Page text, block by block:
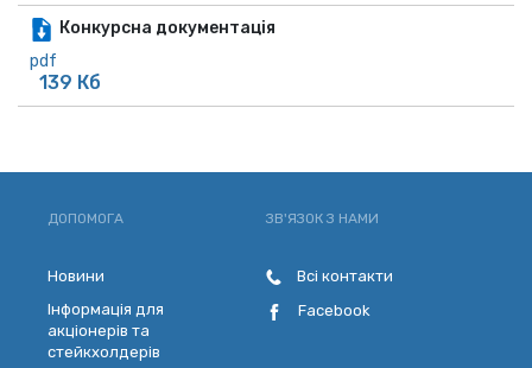
Конкурсна документація
pdf
139 Кб
ДОПОМОГА
Новини
Інформація для
акціонерів та
стейкхолдерів
ЗВ'ЯЗОК З НАМИ
Всі контакти
Facebook